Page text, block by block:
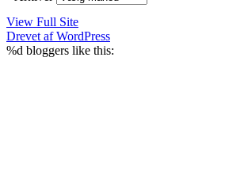
View Full Site
Drevet af WordPress
%d bloggers like this: